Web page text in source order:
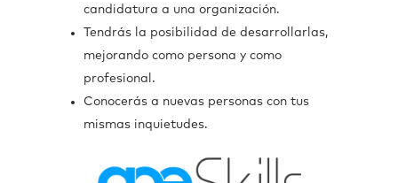
candidatura a una organización.
Tendrás la posibilidad de desarrollarlas,
mejorando como persona y como
profesional.
Conocerás a nuevas personas con tus
mismas inquietudes.